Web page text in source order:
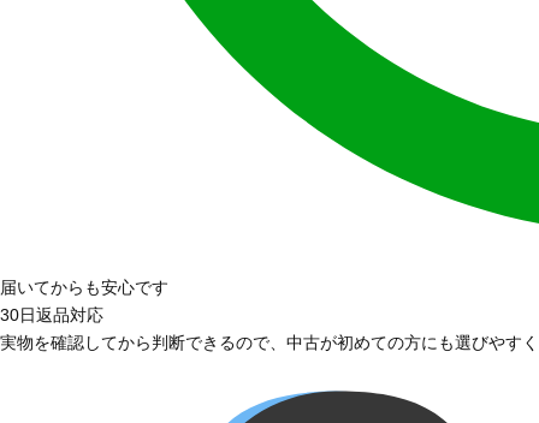
届いてからも安心です
30日返品対応
実物を確認してから判断できるので、中古が初めての方にも選びやす